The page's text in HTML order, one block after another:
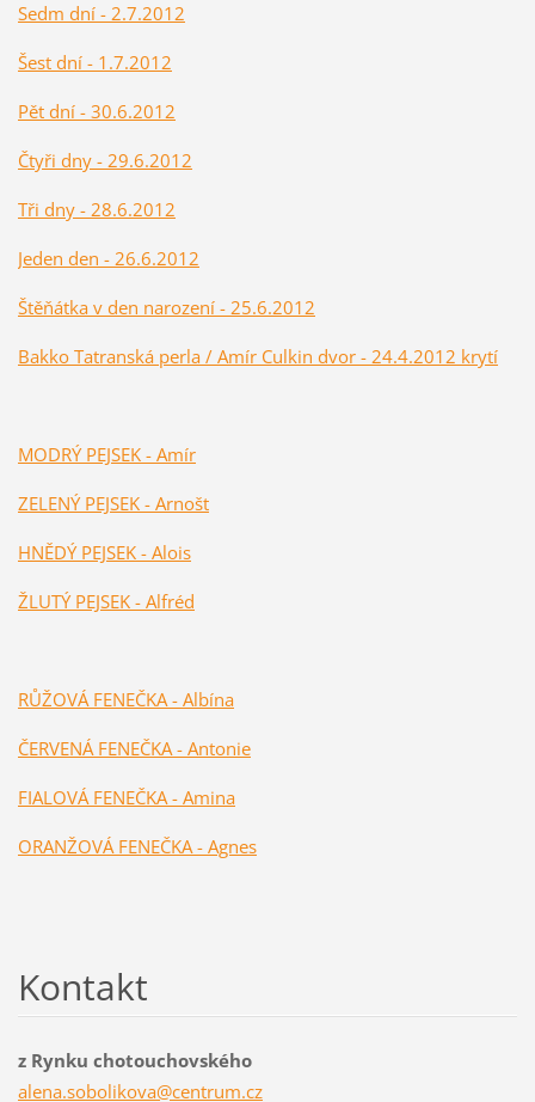
Sedm dní - 2.7.2012
Šest dní - 1.7.2012
Pět dní - 30.6.2012
Čtyři dny - 29.6.2012
Tři dny - 28.6.2012
Jeden den - 26.6.2012
Štěňátka v den narození - 25.6.2012
Bakko Tatranská perla / Amír Culkin dvor - 24.4.2012 krytí
MODRÝ PEJSEK - Amír
ZELENÝ PEJSEK - Arnošt
HNĚDÝ PEJSEK - Alois
ŽLUTÝ PEJSEK - Alfréd
RŮŽOVÁ FENEČKA - Albína
ČERVENÁ FENEČKA - Antonie
FIALOVÁ FENEČKA - Amina
ORANŽOVÁ FENEČKA - Agnes
Kontakt
z Rynku chotouchovského
alena.sobolikova@centrum.cz